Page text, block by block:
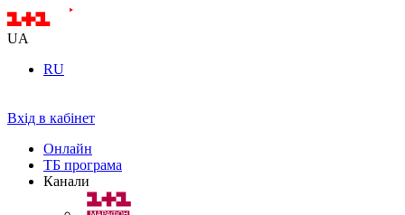
UA
RU
Вхід в кабінет
Онлайн
ТБ програма
Канали